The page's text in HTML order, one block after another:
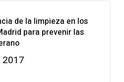
de la limpieza en los
para prevenir las
2017